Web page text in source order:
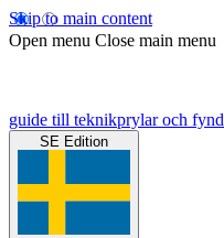
Skip to main content
Open menu Close main menu
guide till teknikprylar och fynd
SE Edition